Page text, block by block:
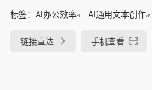
标签： AI办公效率 AI通用文本创作
链接直达 手机查看